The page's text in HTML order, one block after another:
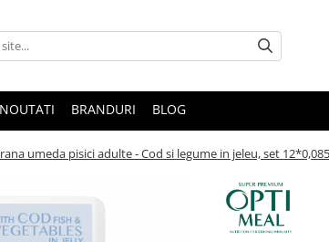
NOUTATI BRANDURI BLOG
umeda pisici adulte - Cod si legume in jeleu, set